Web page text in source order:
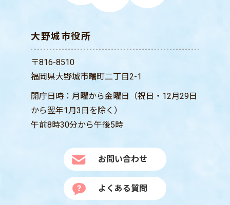
大野城市役所
〒816-8510
福岡県大野城市曙町二丁目2-1
開庁日時：月曜から金曜日（祝日・12月29日
から翌年1月3日を除く）
午前8時30分から午後5時
お問い合わせ
よくある質問